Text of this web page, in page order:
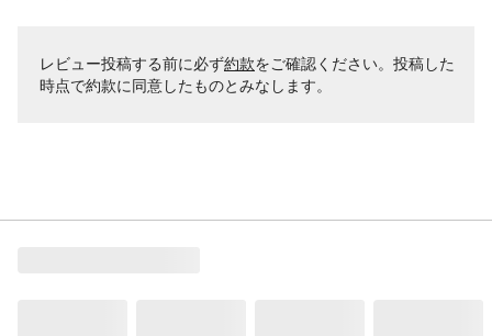
レビュー投稿する前に必ず約款をご確認ください。投稿した
時点で約款に同意したものとみなします。